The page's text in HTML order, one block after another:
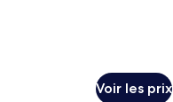
Voir les prix